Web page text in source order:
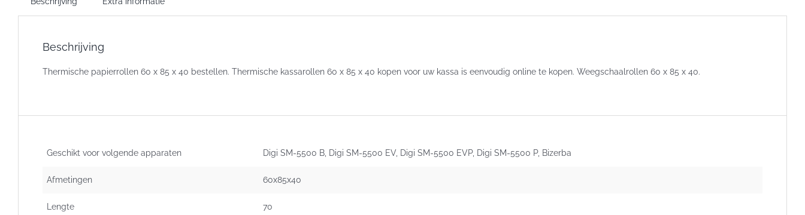
Beschrijving
Thermische papierrollen 60 x 85 x 40 bestellen. Thermische kassarollen 60 x 85 x 40 kopen voor uw kassa is eenvoudig online te kopen. Weegschaalrollen 60 x 85 x 40.
Geschikt voor volgende apparaten Digi SM-5500 B, Digi SM-5500 EV, Digi SM-5500 EVP, Digi SM-5500 P, Bizerba
Afmetingen 60x85x40
Lengte 70